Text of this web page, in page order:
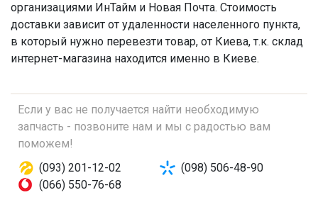
организациями ИнТайм и Новая Почта. Стоимость
доставки зависит от удаленности населенного пункта,
в который нужно перевезти товар, от Киева, т.к. склад
интернет-магазина находится именно в Киеве.
Если у вас не получается найти необходимую
запчасть - позвоните нам и мы с радостью вам
поможем!
(093) 201-12-02
(098) 506-48-90
(066) 550-76-68